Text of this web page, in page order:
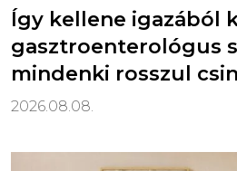
Így kellene igazából
gasztroenterológus
mindenki rosszul
2026.08.08.